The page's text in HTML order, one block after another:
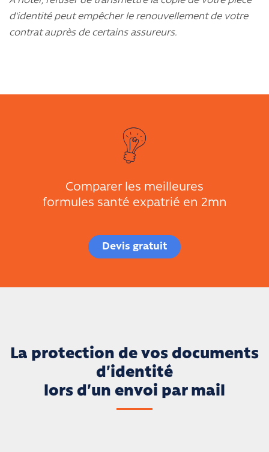
d'identité peut empêcher le renouvellement de votre
contrat auprès de certains assureurs.
Comparer les meilleures
formules santé expatrié en 2mn
Devis gratuit
La protection de vos documents
d’identité
lors d’un envoi par mail